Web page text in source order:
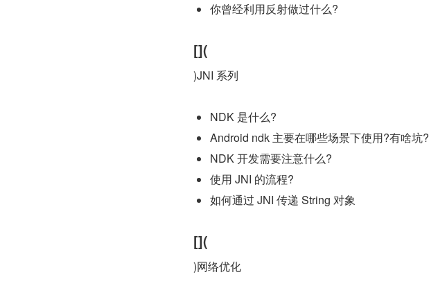
你曾经利用反射做过什么?
[](
)JNI 系列
NDK 是什么?
Android ndk 主要在哪些场景下使用?有啥坑?
NDK 开发需要注意什么?
使用 JNI 的流程?
如何通过 JNI 传递 String 对象
[](
)网络优化